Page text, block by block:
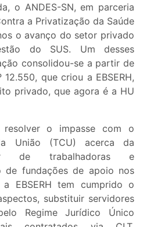
o ANDES-SN, em parceria
a Privatização da Saúde
o avanço do setor privado
do SUS. Um desses
consolidou-se a partir de
que criou a EBSERH,
privado, que agora é a HU
o impasse com o
União (TCU) acerca da
de trabalhadoras e
de fundações de apoio nos
a EBSERH tem cumprido o
substituir servidores
Regime Jurídico Único